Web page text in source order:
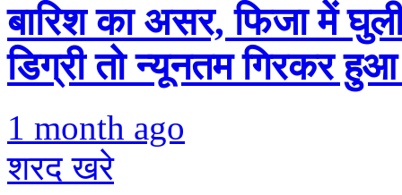
बारिश का असर, फिजा में
डिग्री तो न्यूनतम गिरकर
1 month ago
शरद खरे